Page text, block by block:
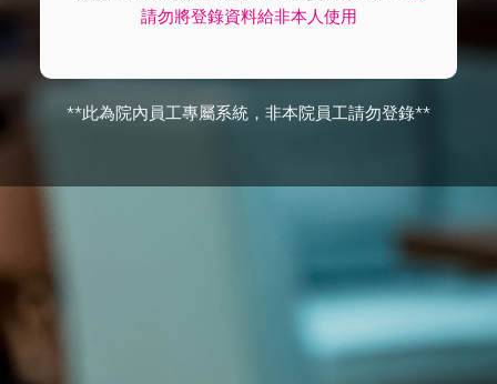
請勿將登錄資料給非本人使用
**此為院內員工專屬系統，非本院員工請勿登錄**